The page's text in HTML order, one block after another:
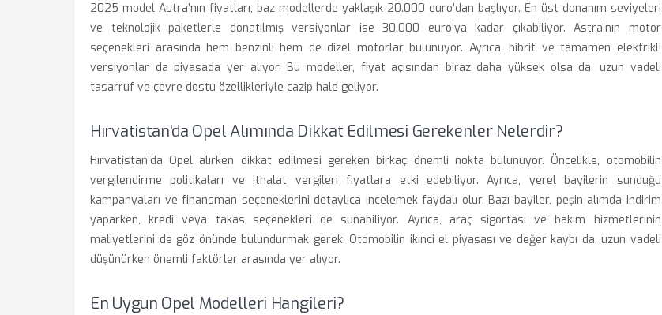
2025 model Astra’nın fiyatları, baz modellerde yaklaşık 20.000 euro’dan başlıyor. En üst donanım seviyeleri
ve teknolojik paketlerle donatılmış versiyonlar ise 30.000 euro’ya kadar çıkabiliyor. Astra’nın motor
seçenekleri arasında hem benzinli hem de dizel motorlar bulunuyor. Ayrıca, hibrit ve tamamen elektrikli
versiyonlar da piyasada yer alıyor. Bu modeller, fiyat açısından biraz daha yüksek olsa da, uzun vadeli
tasarruf ve çevre dostu özellikleriyle cazip hale geliyor.
Hırvatistan’da Opel Alımında Dikkat Edilmesi Gerekenler Nelerdir?
Hırvatistan’da Opel alırken dikkat edilmesi gereken birkaç önemli nokta bulunuyor. Öncelikle, otomobilin
vergilendirme politikaları ve ithalat vergileri fiyatlara etki edebiliyor. Ayrıca, yerel bayilerin sunduğu
kampanyaları ve finansman seçeneklerini detaylıca incelemek faydalı olur. Bazı bayiler, peşin alımda indirim
yaparken, kredi veya takas seçenekleri de sunabiliyor. Ayrıca, araç sigortası ve bakım hizmetlerinin
maliyetlerini de göz önünde bulundurmak gerek. Otomobilin ikinci el piyasası ve değer kaybı da, uzun vadeli
düşünürken önemli faktörler arasında yer alıyor.
En Uygun Opel Modelleri Hangileri?